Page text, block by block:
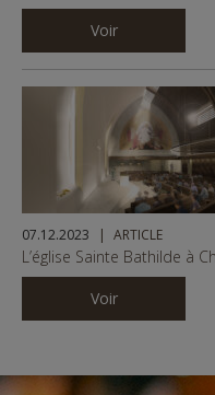
Voir
07.12.2023 ARTICLE
L’église Sainte Bathilde à
Voir